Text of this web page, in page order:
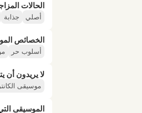
الحالات
أصلي جذابة
الخصائص
أسلوب حر
لا يريدون أن
موسيقى
الموسيقى